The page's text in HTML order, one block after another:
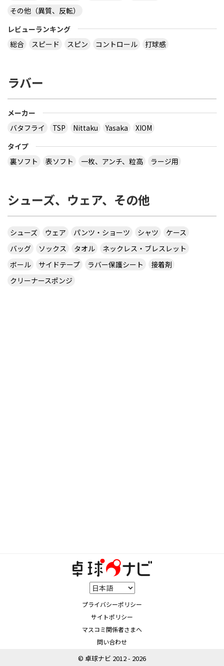
その他（異質、反転）
レビューランキング
総合
スピード スピン コントロール 打球感
ラバー
メーカー
バタフライ
TSP Nittaku Yasaka
XIOM
タイプ
裏ソフト
表ソフト 一枚、アンチ、粒高 ラージ用
シューズ、ウェア、その他
シューズ ウェア パンツ・ショーツ シャツ
ケース
バッグ
ソックス タオル
ネックレス・ブレスレット
ボール
サイドテープ ラバー保護シート
接着剤
クリーナースポンジ
プライバシーポリシー
サイトポリシー
マスコミ関係者さまへ
問い合わせ
© 卓球ナビ 2012 - 2026